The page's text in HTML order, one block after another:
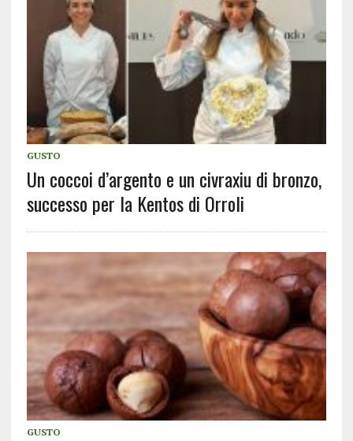
GUSTO
Un coccoi d’argento e un civraxiu di bronzo,
successo per la Kentos di Orroli
GUSTO